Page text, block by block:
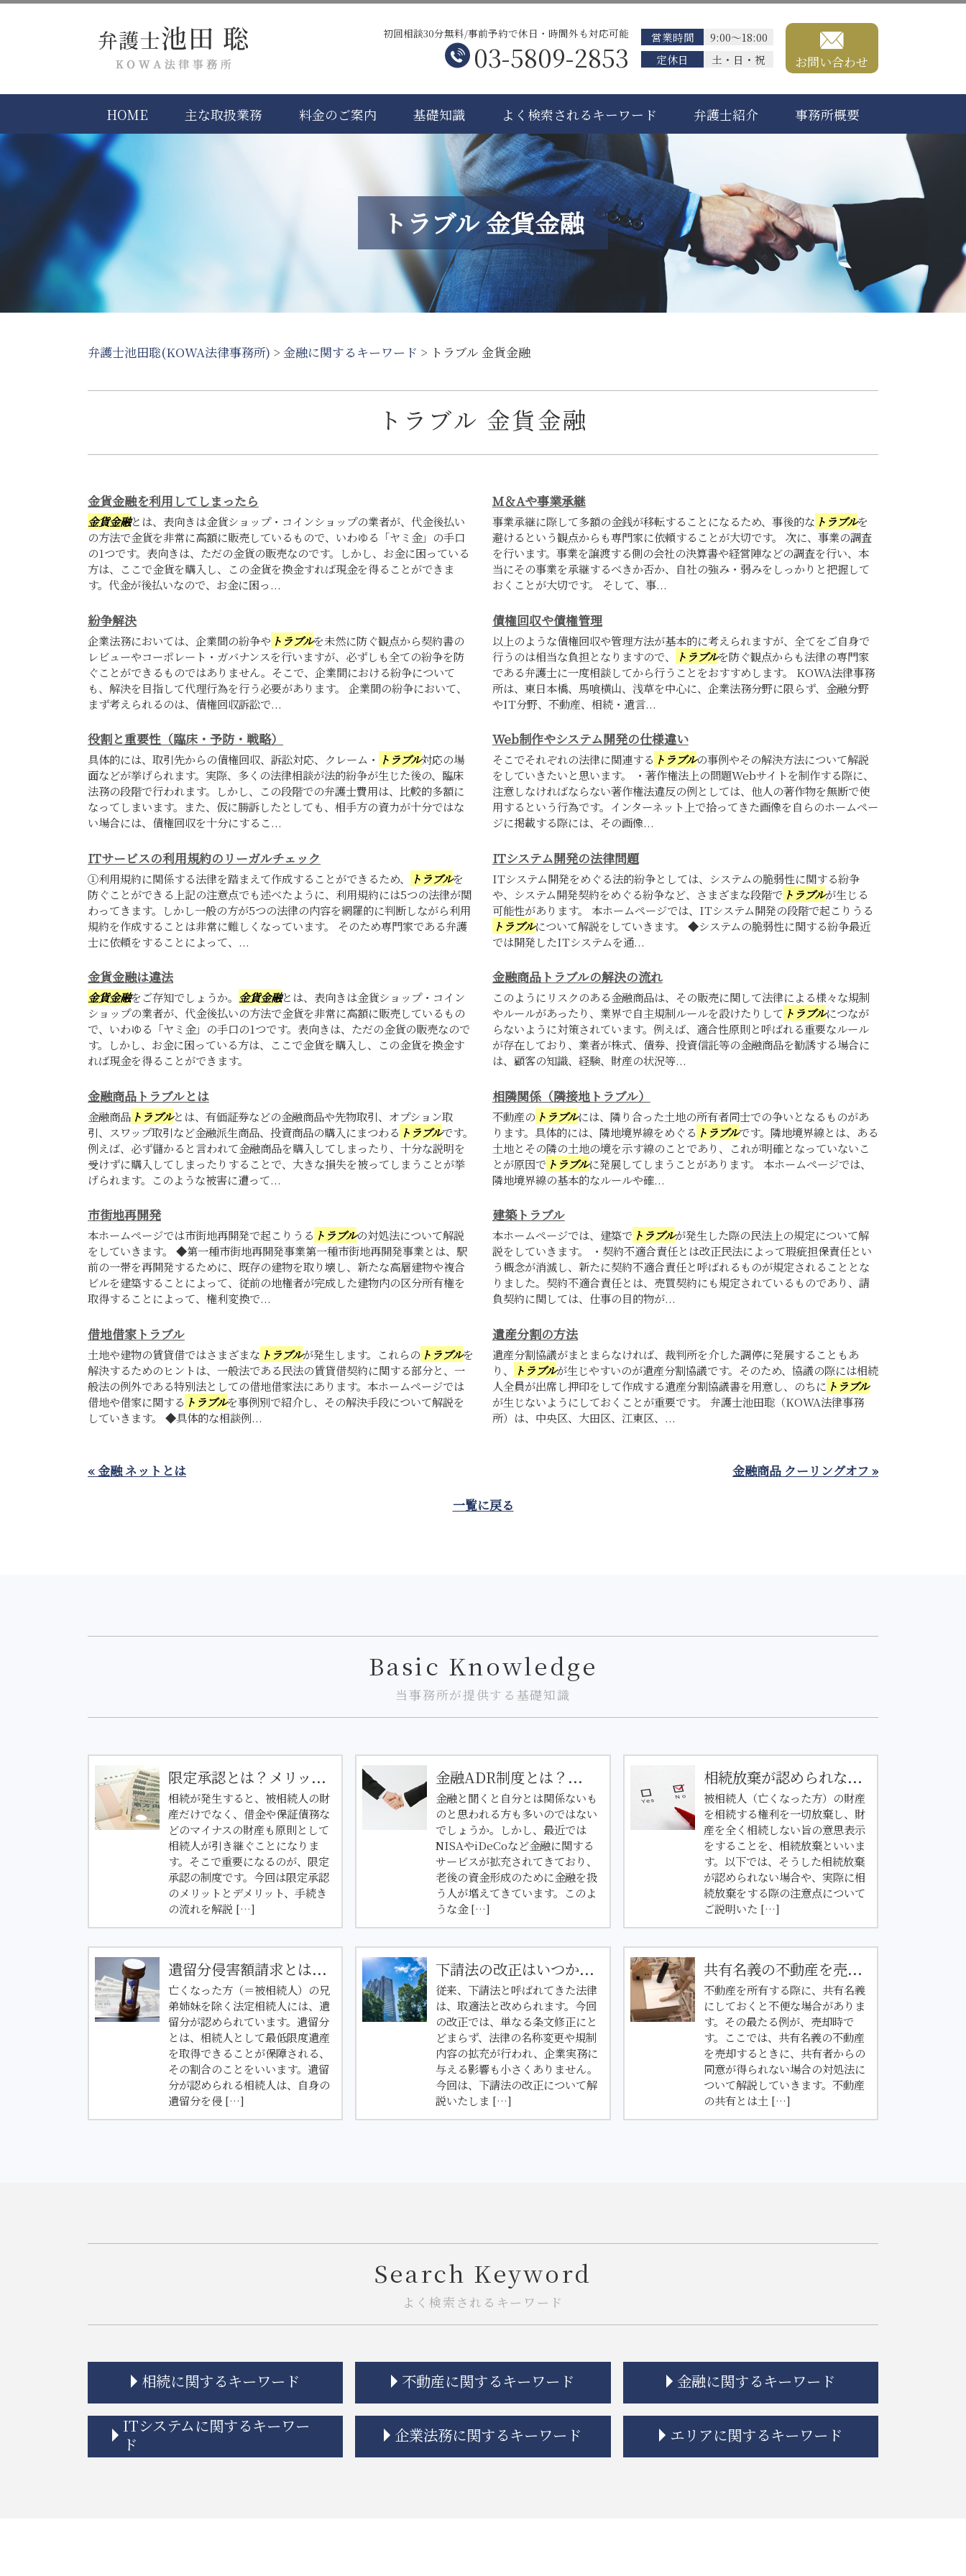
トラブル 金貨金融
初回相談30分無料/事前予約で休日・時間外も対応可能
03-5809-2853
営業時間
9:00～18:00
定休日
土・日・祝 お問い合わせ
HOME 主な取扱業務 料金のご案内 基礎知識 よく検索されるキーワード 弁護士紹介 事務所概要
弁護士池田聡(KOWA法律事務所) > 金融に関するキーワード > トラブル 金貨金融
トラブル 金貨金融
金貨金融を利用してしまったら
金貨金融とは、表向きは金貨ショップ・コインショップの業者が、代金後払い
の方法で金貨を非常に高額に販売しているもので、いわゆる「ヤミ金」の手口
の1つです。表向きは、ただの金貨の販売なのです。しかし、お金に困っている
方は、ここで金貨を購入し、この金貨を換金すれば現金を得ることができま
す。代金が後払いなので、お金に困っ...
M＆Aや事業承継
事業承継に際して多額の金銭が移転することになるため、事後的な トラブルを
避けるという観点からも専門家に依頼することが大切です。 次に、事業の調査
を行います。事業を譲渡する側の会社の決算書や経営陣などの調査を行い、本
当にその事業を承継するべきか否か、自社の強み・弱みをしっかりと把握して
おくことが大切です。 そして、事...
紛争解決
企業法務においては、企業間の紛争や トラブルを未然に防ぐ観点から契約書の
レビューやコーポレート・ガバナンスを行いますが、必ずしも全ての紛争を防
ぐことができるものではありません。そこで、企業間における紛争について
も、解決を目指して代理行為を行う必要があります。 企業間の紛争において、
まず考えられるのは、債権回収訴訟で...
債権回収や債権管理
以上のような債権回収や管理方法が基本的に考えられますが、全てをご自身で
行うのは相当な負担となりますので、
トラブルを防ぐ観点からも法律の専門家
である弁護士に一度相談してから行うことをおすすめします。 KOWA法律事務
所は、東日本橋、馬喰横山、浅草を中心に、企業法務分野に限らず、金融分野
やIT分野、不動産、相続・遺言...
役割と重要性（臨床・予防・戦略）
具体的には、取引先からの債権回収、訴訟対応、クレーム・ トラブル対応の場
面などが挙げられます。実際、多くの法律相談が法的紛争が生じた後の、臨床
法務の段階で行われます。しかし、この段階での弁護士費用は、比較的多額に
なってしまいます。また、仮に勝訴したとしても、相手方の資力が十分ではな
い場合には、債権回収を十分にするこ...
Web制作やシステム開発の仕様違い
そこでそれぞれの法律に関連する トラブルの事例やその解決方法について解説
をしていきたいと思います。 ・著作権法上の問題Webサイトを制作する際に、
注意しなければならない著作権法違反の例としては、他人の著作物を無断で使
用するという行為です。インターネット上で拾ってきた画像を自らのホームペー
ジに掲載する際には、その画像...
ITサービスの利用規約のリーガルチェック
①利用規約に関係する法律を踏まえて作成することができるため、 トラブルを
防ぐことができる上記の注意点でも述べたように、利用規約には5つの法律が関
わってきます。しかし一般の方が5つの法律の内容を網羅的に判断しながら利用
規約を作成することは非常に難しくなっています。 そのため専門家である弁護
士に依頼をすることによって、...
ITシステム開発の法律問題
ITシステム開発をめぐる法的紛争としては、システムの脆弱性に関する紛争
や、システム開発契約をめぐる紛争など、さまざまな段階でトラブルが生じる
可能性があります。 本ホームページでは、ITシステム開発の段階で起こりうる
トラブルについて解説をしていきます。 ◆システムの脆弱性に関する紛争最近
では開発したITシステムを通...
金貨金融は違法
金貨金融をご存知でしょうか。 金貨金融とは、表向きは金貨ショップ・コイン
ショップの業者が、代金後払いの方法で金貨を非常に高額に販売しているもの
で、いわゆる「ヤミ金」の手口の1つです。表向きは、ただの金貨の販売なので
す。しかし、お金に困っている方は、ここで金貨を購入し、この金貨を換金す
れば現金を得ることができます。
金融商品トラブルの解決の流れ
このようにリスクのある金融商品は、その販売に関して法律による様々な規制
やルールがあったり、業界で自主規制ルールを設けたりして トラブルにつなが
らないように対策されています。例えば、適合性原則と呼ばれる重要なルール
が存在しており、業者が株式、債券、投資信託等の金融商品を勧誘する場合に
は、顧客の知識、経験、財産の状況等...
金融商品トラブルとは
金融商品 トラブルとは、有価証券などの金融商品や先物取引、オプション取
引、スワップ取引など金融派生商品、投資商品の購入にまつわる トラブルです。
例えば、必ず儲かると言われて金融商品を購入してしまったり、十分な説明を
受けずに購入してしまったりすることで、大きな損失を被ってしまうことが挙
げられます。このような被害に遭って...
相隣関係（隣接地トラブル）
不動産の トラブルには、隣り合った土地の所有者同士での争いとなるものがあ
ります。具体的には、隣地境界線をめぐる トラブルです。隣地境界線とは、ある
土地とその隣の土地の境を示す線のことであり、これが明確となっていないこ
とが原因でトラブルに発展してしまうことがあります。 本ホームページでは、
隣地境界線の基本的なルールや確...
市街地再開発
本ホームページでは市街地再開発で起こりうる トラブルの対処法について解説
をしていきます。 ◆第一種市街地再開発事業第一種市街地再開発事業とは、駅
前の一帯を再開発するために、既存の建物を取り壊し、新たな高層建物や複合
ビルを建築することによって、従前の地権者が完成した建物内の区分所有権を
取得することによって、権利変換で...
建築トラブル
本ホームページでは、建築でトラブルが発生した際の民法上の規定について解
説をしていきます。 ・契約不適合責任とは改正民法によって瑕疵担保責任とい
う概念が消滅し、新たに契約不適合責任と呼ばれるものが規定されることとな
りました。契約不適合責任とは、売買契約にも規定されているものであり、請
負契約に関しては、仕事の目的物が...
借地借家トラブル
土地や建物の賃貸借ではさまざまな トラブルが発生します。これらの トラブルを
解決するためのヒントは、一般法である民法の賃貸借契約に関する部分と、一
般法の例外である特別法としての借地借家法にあります。本ホームページでは
借地や借家に関する トラブルを事例別で紹介し、その解決手段について解説を
していきます。 ◆具体的な相談例...
遺産分割の方法
遺産分割協議がまとまらなければ、裁判所を介した調停に発展することもあ
り、
トラブルが生じやすいのが遺産分割協議です。そのため、協議の際には相続
人全員が出席し押印をして作成する遺産分割協議書を用意し、のちに トラブル
が生じないようにしておくことが重要です。 弁護士池田聡（KOWA法律事務
所）は、中央区、大田区、江東区、...
« 金融 ネットとは
金融商品 クーリングオフ »
一覧に戻る
Basic Knowledge
当事務所が提供する基礎知識
限定承認とは？メリッ...
相続が発生すると、被相続人の財
産だけでなく、借金や保証債務な
どのマイナスの財産も原則として
相続人が引き継ぐことになりま
す。そこで重要になるのが、限定
承認の制度です。今回は限定承認
のメリットとデメリット、手続き
の流れを解説 […]
金融ADR制度とは？...
金融と聞くと自分とは関係ないも
のと思われる方も多いのではない
でしょうか。しかし、最近では
NISAやiDeCoなど金融に関する
サービスが拡充されてきており、
老後の資金形成のために金融を扱
う人が増えてきています。このよ
うな金 […]
相続放棄が認められな...
被相続人（亡くなった方）の財産
を相続する権利を一切放棄し、財
産を全く相続しない旨の意思表示
をすることを、相続放棄といいま
す。以下では、そうした相続放棄
が認められない場合や、実際に相
続放棄をする際の注意点について
ご説明いた […]
遺留分侵害額請求とは...
亡くなった方（＝被相続人）の兄
弟姉妹を除く法定相続人には、遺
留分が認められています。遺留分
とは、相続人として最低限度遺産
を取得できることが保障される、
その割合のことをいいます。遺留
分が認められる相続人は、自身の
遺留分を侵 […]
下請法の改正はいつか...
従来、下請法と呼ばれてきた法律
は、取適法と改められます。今回
の改正では、単なる条文修正にと
どまらず、法律の名称変更や規制
内容の拡充が行われ、企業実務に
与える影響も小さくありません。
今回は、下請法の改正について解
説いたしま […]
共有名義の不動産を売...
不動産を所有する際に、共有名義
にしておくと不便な場合がありま
す。その最たる例が、売却時で
す。ここでは、共有名義の不動産
を売却するときに、共有者からの
同意が得られない場合の対処法に
ついて解説していきます。不動産
の共有とは土 […]
Search Keyword
よく検索されるキーワード
相続に関するキーワード
相続放棄 認められない事例
相続 もめる
相続 限定承認とは
不動産に関するキーワード
市街地再開発 問題点
隣接地 トラブル
金融に関するキーワード
金融商品 種類
金融商品 勧誘 違法
ITシステムに関するキーワー
ド
企業法務に関するキーワード エリアに関するキーワード